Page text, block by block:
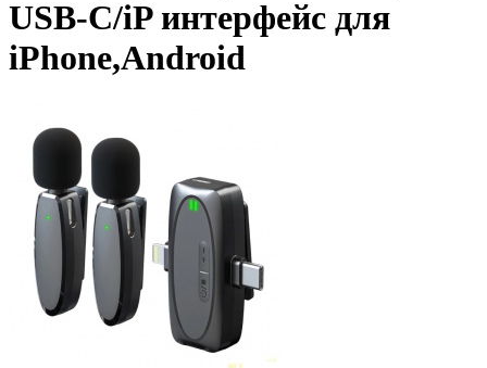
USB-C/iP интерфейс для
iPhone,Android